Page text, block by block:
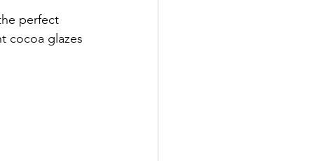
perfect
cocoa glazes